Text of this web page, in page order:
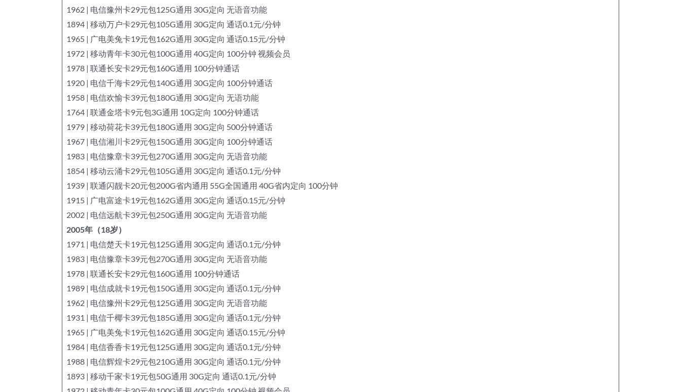
1962 | 电信豫州卡29元包125G通用 30G定向 无语音功能
1894 | 移动万户卡29元包105G通用 30G定向 通话0.1元/分钟
1965 | 广电美兔卡19元包162G通用 30G定向 通话0.15元/分钟
1972 | 移动青年卡30元包100G通用 40G定向 100分钟 视频会员
1978 | 联通长安卡29元包160G通用 100分钟通话
1920 | 电信千海卡29元包140G通用 30G定向 100分钟通话
1958 | 电信欢愉卡39元包180G通用 30G定向 无语功能
1764 | 联通金塔卡9元包3G通用 10G定向 100分钟通话
1979 | 移动荷花卡39元包180G通用 30G定向 500分钟通话
1967 | 电信湘川卡29元包150G通用 30G定向 100分钟通话
1983 | 电信豫章卡39元包270G通用 30G定向 无语音功能
1854 | 移动云涌卡29元包105G通用 30G定向 通话0.1元/分钟
1939 | 联通闪靓卡20元包200G省内通用 55G全国通用 40G省内定向 100分钟
1915 | 广电富途卡19元包162G通用 30G定向 通话0.15元/分钟
2002 | 电信远航卡39元包250G通用 30G定向 无语音功能
2005年（18岁）
1971 | 电信楚天卡19元包125G通用 30G定向 通话0.1元/分钟
1983 | 电信豫章卡39元包270G通用 30G定向 无语音功能
1978 | 联通长安卡29元包160G通用 100分钟通话
1989 | 电信成就卡19元包150G通用 30G定向 通话0.1元/分钟
1962 | 电信豫州卡29元包125G通用 30G定向 无语音功能
1931 | 电信千椰卡39元包185G通用 30G定向 通话0.1元/分钟
1965 | 广电美兔卡19元包162G通用 30G定向 通话0.15元/分钟
1984 | 电信香香卡19元包125G通用 30G定向 通话0.1元/分钟
1988 | 电信辉煌卡29元包210G通用 30G定向 通话0.1元/分钟
1893 | 移动千家卡19元包50G通用 30G定向 通话0.1元/分钟